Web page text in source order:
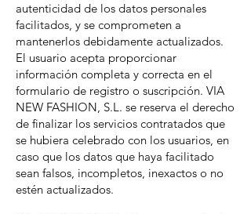
autenticidad de los datos personales
facilitados, y se comprometen a
mantenerlos debidamente actualizados.
El usuario acepta proporcionar
información completa y correcta en el
formulario de registro o suscripción. VIA
NEW FASHION, S.L. se reserva el derecho
de finalizar los servicios contratados que
se hubiera celebrado con los usuarios, en
caso que los datos que haya facilitado
sean falsos, incompletos, inexactos o no
estén actualizados.